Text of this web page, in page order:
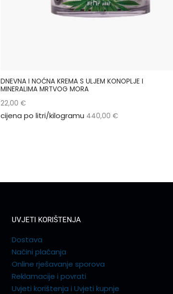
DNEVNA I NOĆNA KREMA S ULJEM KONOPLJE I
MINERALIMA MRTVOG MORA
22,00 €
cijena po litri/kilogramu 440,00 €
UVJETI KORIŠTENJA
Dostava
Načini plaćanja
Online rješavanje sporova
Reklamacije i povrati
Uvjeti korištenja i Uvjeti kupnje